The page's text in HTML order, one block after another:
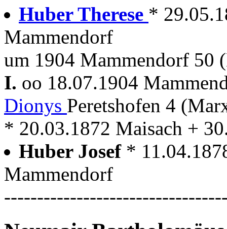
Huber Therese *
Mammendorf
um 1904 Mammendorf 50
I. oo 18.07.1904
Dionys Peretshofen 4
* 20.03.1872 Maisach +
Huber Josef *
Mammendorf